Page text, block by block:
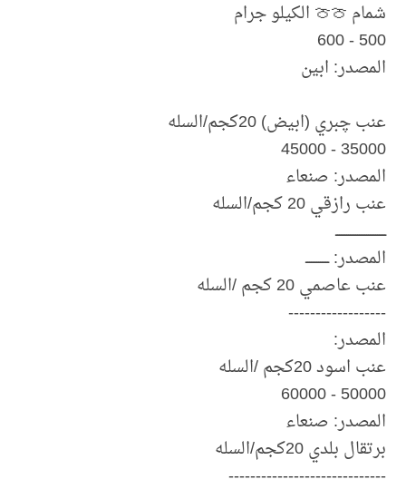
شمام 🍈🍈 الكيلو جرام
500 - 600
المصدر: ابين
عنب چبري (ابيض) 20كجم/السله
35000 - 45000
المصدر: صنعاء
عنب رازقي 20 كجم/السله
ــــــــــــــــــــــــــــ
المصدر: ـــــــــــــ
عنب عاصمي 20 كجم /السله
------------------
المصدر:
عنب اسود 20كجم /السله
50000 - 60000
المصدر: صنعاء
برتقال بلدي 20كجم/السله
-----------------------------